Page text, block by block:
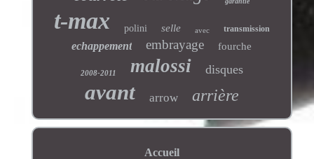
t-max polini selle avec transmission
echappement embrayage fourche
2008-2011 malossi disques
avant arrow arrière
Accueil